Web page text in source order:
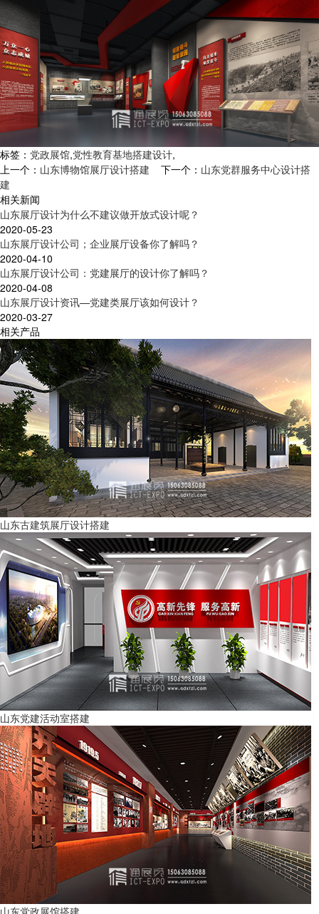
标签： 党政展馆,党性教育基地搭建设计,
上一个： 山东博物馆展厅设计搭建 下一个： 山东党群服务中心设计搭
建
相关新闻
山东展厅设计为什么不建议做开放式设计呢？
2020-05-23
山东展厅设计公司；企业展厅设备你了解吗？
2020-04-10
山东展厅设计公司：党建展厅的设计你了解吗？
2020-04-08
山东展厅设计资讯—党建类展厅该如何设计？
2020-03-27
相关产品
山东古建筑展厅设计搭建
山东党建活动室搭建